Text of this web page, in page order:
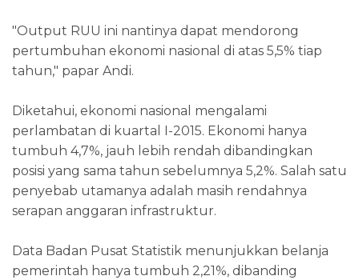
"Output RUU ini nantinya dapat mendorong
pertumbuhan ekonomi nasional di atas 5,5% tiap
tahun," papar Andi.
Diketahui, ekonomi nasional mengalami
perlambatan di kuartal I-2015. Ekonomi hanya
tumbuh 4,7%, jauh lebih rendah dibandingkan
posisi yang sama tahun sebelumnya 5,2%. Salah satu
penyebab utamanya adalah masih rendahnya
serapan anggaran infrastruktur.
Data Badan Pusat Statistik menunjukkan belanja
pemerintah hanya tumbuh 2,21%, dibanding